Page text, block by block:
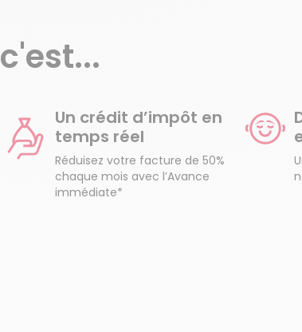
c'est...
Un crédit d’impôt en
temps réel
Réduisez votre facture de 50%
chaque mois avec l’Avance
immédiate*